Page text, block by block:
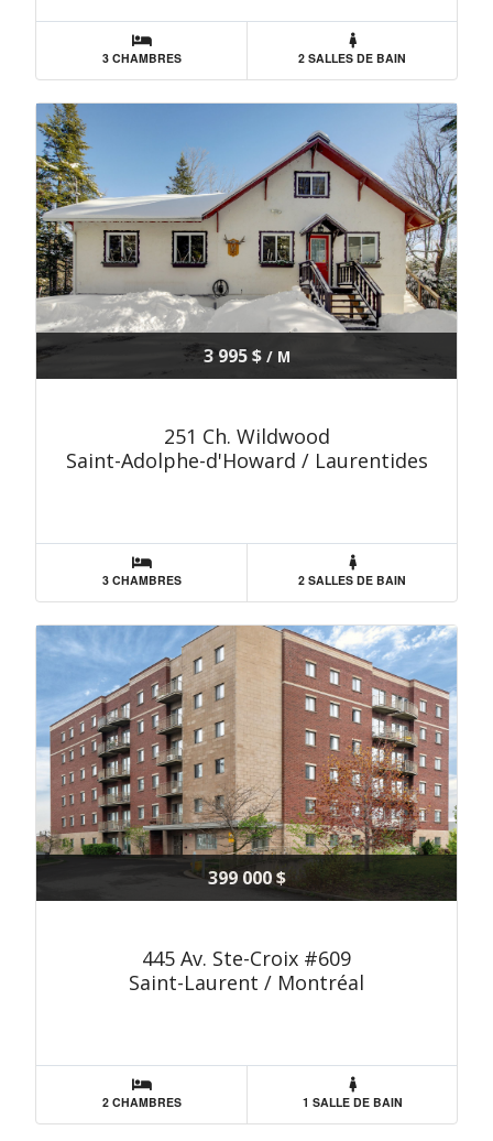
3 CHAMBRES 2 SALLES DE BAIN
3 995 $/ M
251 Ch. Wildwood
Saint-Adolphe-d'Howard / Laurentides
3 CHAMBRES 2 SALLES DE BAIN
399 000 $
445 Av. Ste-Croix #609
Saint-Laurent / Montréal
2 CHAMBRES 1 SALLE DE BAIN